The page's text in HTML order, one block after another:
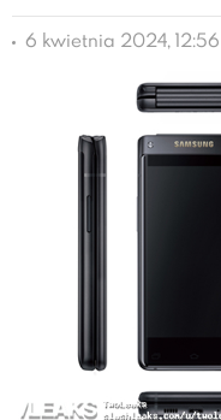
6 kwietnia 2024, 12:56